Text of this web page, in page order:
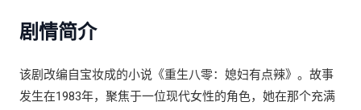
剧情简介
该剧改编自宝妆成的小说《重生八零：媳妇有点辣》。故事
发生在1983年，聚焦于一位现代女性的角色，她在那个充满